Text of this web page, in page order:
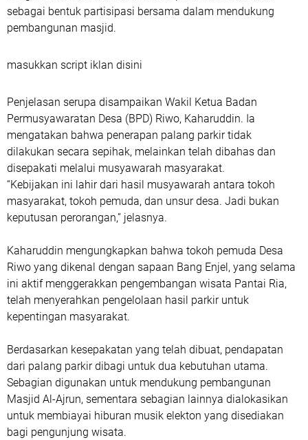
sebagai bentuk partisipasi bersama dalam mendukung
pembangunan masjid.
masukkan script iklan disini
Penjelasan serupa disampaikan Wakil Ketua Badan
Permusyawaratan Desa (BPD) Riwo, Kaharuddin. Ia
mengatakan bahwa penerapan palang parkir tidak
dilakukan secara sepihak, melainkan telah dibahas dan
disepakati melalui musyawarah masyarakat.
“Kebijakan ini lahir dari hasil musyawarah antara tokoh
masyarakat, tokoh pemuda, dan unsur desa. Jadi bukan
keputusan perorangan,” jelasnya.
Kaharuddin mengungkapkan bahwa tokoh pemuda Desa
Riwo yang dikenal dengan sapaan Bang Enjel, yang selama
ini aktif menggerakkan pengembangan wisata Pantai Ria,
telah menyerahkan pengelolaan hasil parkir untuk
kepentingan masyarakat.
Berdasarkan kesepakatan yang telah dibuat, pendapatan
dari palang parkir dibagi untuk dua kebutuhan utama.
Sebagian digunakan untuk mendukung pembangunan
Masjid Al-Ajrun, sementara sebagian lainnya dialokasikan
untuk membiayai hiburan musik elekton yang disediakan
bagi pengunjung wisata.